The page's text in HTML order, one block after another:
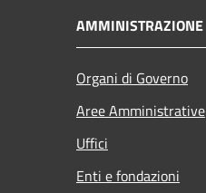
AMMINISTRAZIONE
Organi di Governo
Aree Amministrative
Uffici
Enti e fondazioni